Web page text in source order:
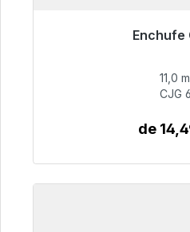
Enchufe
Listo para envío
11,0
CJG
de